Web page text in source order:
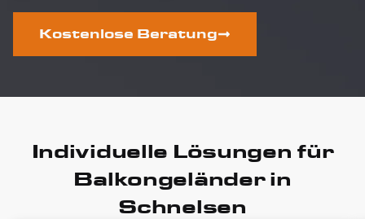
Kostenlose Beratung
Individuelle Lösungen für
Balkongeländer in
Schnelsen